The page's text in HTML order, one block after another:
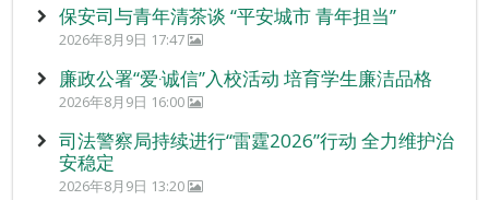
保安司与青年清茶谈 “平安城市 青年担当”
2026年8月9日 17:47
廉政公署“爱‧诚信”入校活动 培育学生廉洁品格
2026年8月9日 16:00
司法警察局持续进行“雷霆2026”行动 全力维护治
安稳定
2026年8月9日 13:20